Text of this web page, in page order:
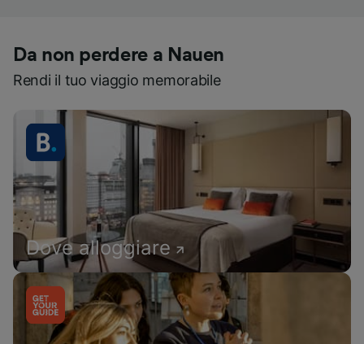
Da non perdere a Nauen
Rendi il tuo viaggio memorabile
Dove alloggiare